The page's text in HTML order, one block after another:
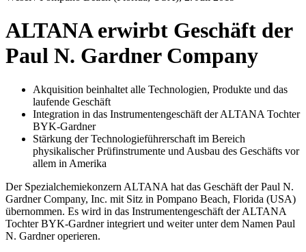
ALTANA erwirbt Geschäft der
Paul N. Gardner Company
Akquisition beinhaltet alle Technologien, Produkte und das
laufende Geschäft
Integration in das Instrumentengeschäft der ALTANA Tochter
BYK-Gardner
Stärkung der Technologieführerschaft im Bereich
physikalischer Prüfinstrumente und Ausbau des Geschäfts vor
allem in Amerika
Der Spezialchemiekonzern ALTANA hat das Geschäft der Paul N.
Gardner Company, Inc. mit Sitz in Pompano Beach, Florida (USA)
übernommen. Es wird in das Instrumentengeschäft der ALTANA
Tochter BYK-Gardner integriert und weiter unter dem Namen Paul
N. Gardner operieren.